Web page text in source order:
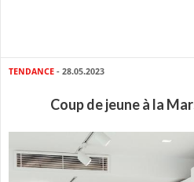
TENDANCE - 28.05.2023
Coup de jeune à la